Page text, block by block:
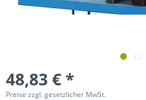
48,83 € *
Preise zzgl. gesetzlicher MwSt.